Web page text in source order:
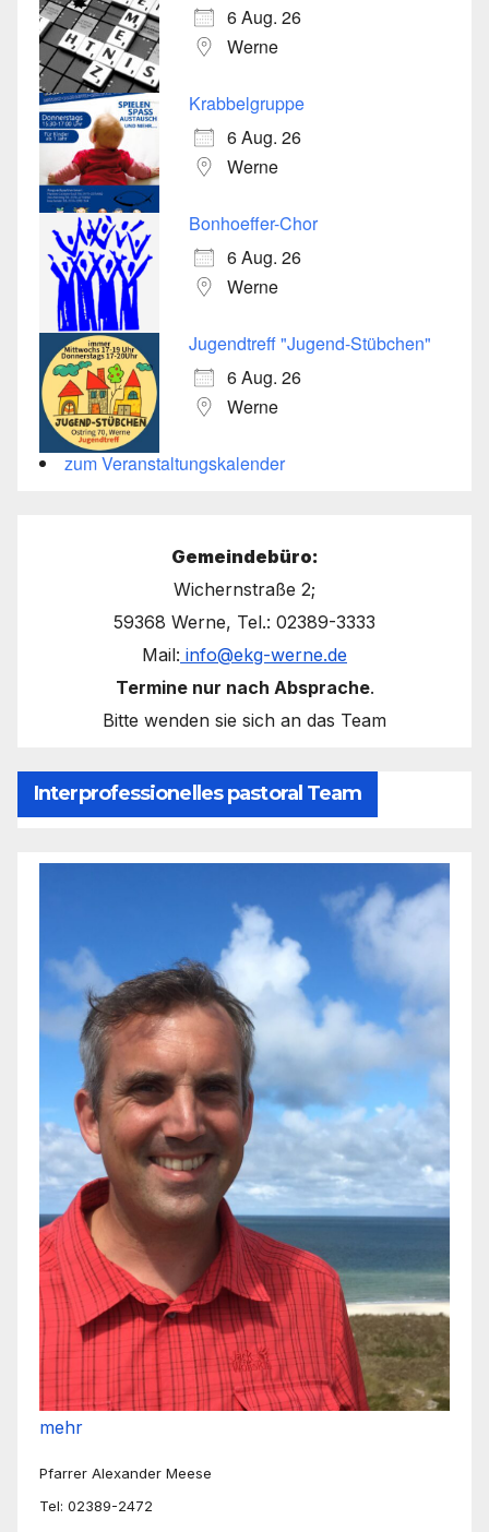
6 Aug. 26
Werne
Krabbelgruppe
6 Aug. 26
Werne
Bonhoeffer-Chor
6 Aug. 26
Werne
Jugendtreff "Jugend-Stübchen"
6 Aug. 26
Werne
zum Veranstaltungskalender
Gemeindebüro:
Wichernstraße 2;
59368 Werne, Tel.: 02389-3333
Mail: info@ekg-werne.de
Termine nur nach Absprache.
Bitte wenden sie sich an das Team
Interprofessionelles pastoral Team
mehr
Pfarrer Alexander Meese
Tel: 02389-2472